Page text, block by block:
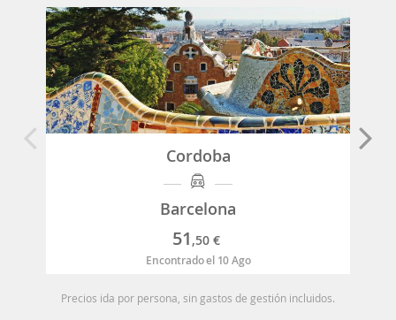
Cordoba
Barcelona
51 ,50 €
Encontrado el 10 Ago
Precios ida por persona, sin gastos de gestión incluidos.